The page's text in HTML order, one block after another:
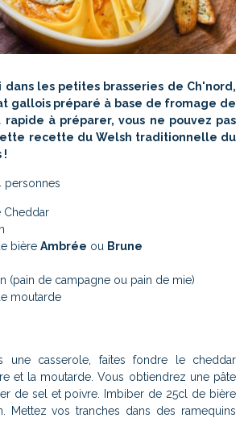
dans les petites brasseries de Ch'nord,
gallois préparé à base de fromage de
rapide à préparer, vous ne pouvez pas
recette du Welsh traditionnelle du
!
personnes
bière Ambrée ou Brune
(pain de campagne ou pain de mie)
moutarde
une casserole, faites fondre le cheddar
et la moutarde. Vous obtiendrez une pâte
de sel et poivre. Imbiber de 25cl de bière
Mettez vos tranches dans des ramequins